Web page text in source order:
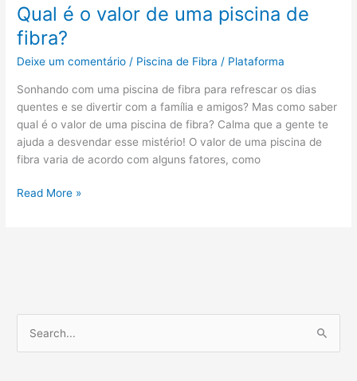
Qual é o valor de uma piscina de
fibra?
Deixe um comentário / Piscina de Fibra / Plataforma
Sonhando com uma piscina de fibra para refrescar os dias
quentes e se divertir com a família e amigos? Mas como saber
qual é o valor de uma piscina de fibra? Calma que a gente te
ajuda a desvendar esse mistério! O valor de uma piscina de
fibra varia de acordo com alguns fatores, como
Read More »